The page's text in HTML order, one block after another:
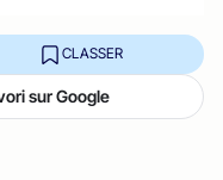
CLASSER
sur Google